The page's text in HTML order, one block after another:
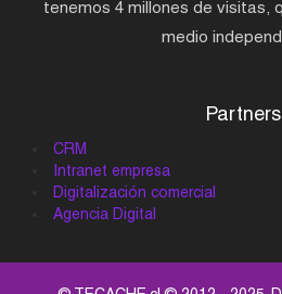
tenemos 4 millones de visitas,
medio
Partners
CRM
Intranet empresa
Digitalización comercial
Agencia Digital